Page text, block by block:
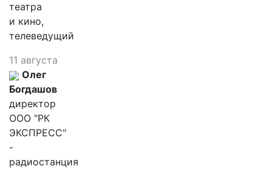
театра
и кино,
телеведущий
11 августа
Олег
Богдашов
директор
ООО "РК
ЭКСПРЕСС"
-
радиостанция